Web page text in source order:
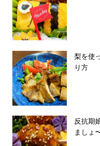
梨を使
り方
反抗期
ましょ